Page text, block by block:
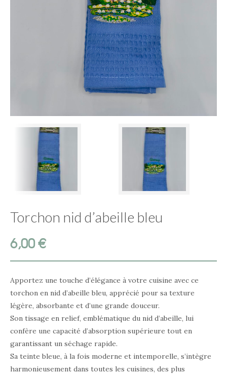
Torchon nid d’abeille bleu
6,00€
Apportez une touche d’élégance à votre cuisine avec ce
torchon en nid d’abeille bleu, apprécié pour sa texture
légère, absorbante et d’une grande douceur.
Son tissage en relief, emblématique du nid d’abeille, lui
confère une capacité d’absorption supérieure tout en
garantissant un séchage rapide.
Sa teinte bleue, à la fois moderne et intemporelle, s’intègre
harmonieusement dans toutes les cuisines, des plus